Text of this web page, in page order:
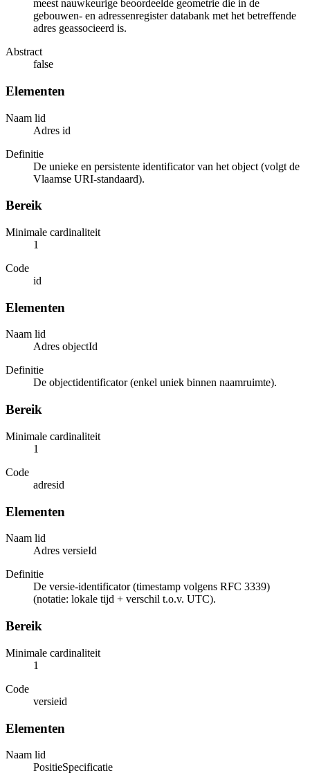
meest nauwkeurige beoordeelde geometrie die in de
gebouwen- en adressenregister databank met het betreffende
adres geassocieerd is.
Abstract
false
Elementen
Naam lid
Adres id
Definitie
De unieke en persistente identificator van het object (volgt de
Vlaamse URI-standaard).
Bereik
Minimale cardinaliteit
1
Code
id
Elementen
Naam lid
Adres objectId
Definitie
De objectidentificator (enkel uniek binnen naamruimte).
Bereik
Minimale cardinaliteit
1
Code
adresid
Elementen
Naam lid
Adres versieId
Definitie
De versie-identificator (timestamp volgens RFC 3339)
(notatie: lokale tijd + verschil t.o.v. UTC).
Bereik
Minimale cardinaliteit
1
Code
versieid
Elementen
Naam lid
PositieSpecificatie